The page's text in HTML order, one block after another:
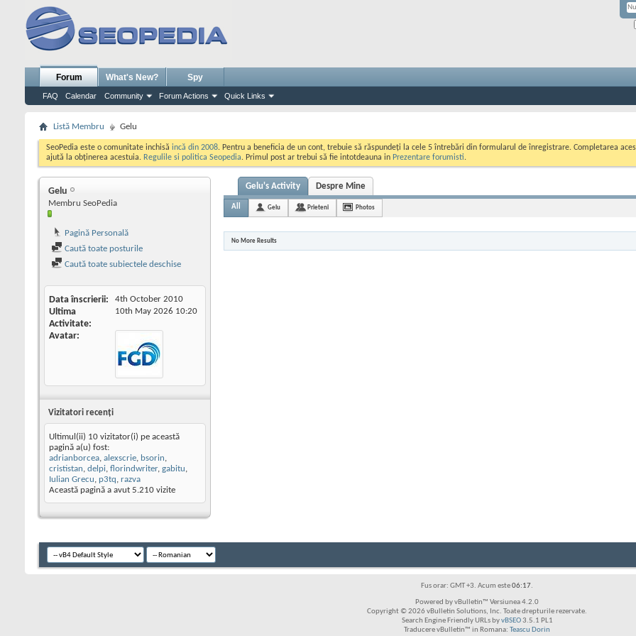
Forum
FAQ Calendar Community Forum Actions Quick Links
What's New? Spy
Listă Membru Gelu
SeoPedia este o comunitate inchisă incă din 2008. Pentru a beneficia de un cont, trebuie să răspundeți la cele 5 întrebări din formularul de înregistrare. Completarea
ajută la obținerea acestuia. Regulile si politica Seopedia. Primul post ar trebui să fie intotdeauna in Prezentare forumisti.
Gelu
Membru SeoPedia
Pagină Personală
Caută toate posturile
Caută toate subiectele deschise
Data înscrierii 4th October 2010
Ultima
Activitate
10th May 2026 10:20
Avatar
Vizitatori recenţi
Ultimul(ii) 10 vizitator(i) pe această
pagină a(u) fost:
adrianborcea, alexscrie, bsorin,
crististan, delpi, florindwriter, gabitu,
Iulian Grecu, p3tq, razva
Această pagină a avut 5.210 vizite
Gelu's Activity Despre Mine
All Gelu Prieteni Photos
No More Results
Fus orar: GMT +3. Acum este06:17.
Powered by vBulletin™ Versiunea 4.2.0
Copyright © 2026 vBulletin Solutions, Inc. Toate drepturile rezervate.
Search Engine Friendly URLs byvBSEO3.5.1 PL1
Traducere vBulletin™ in Romana: Teascu Dorin